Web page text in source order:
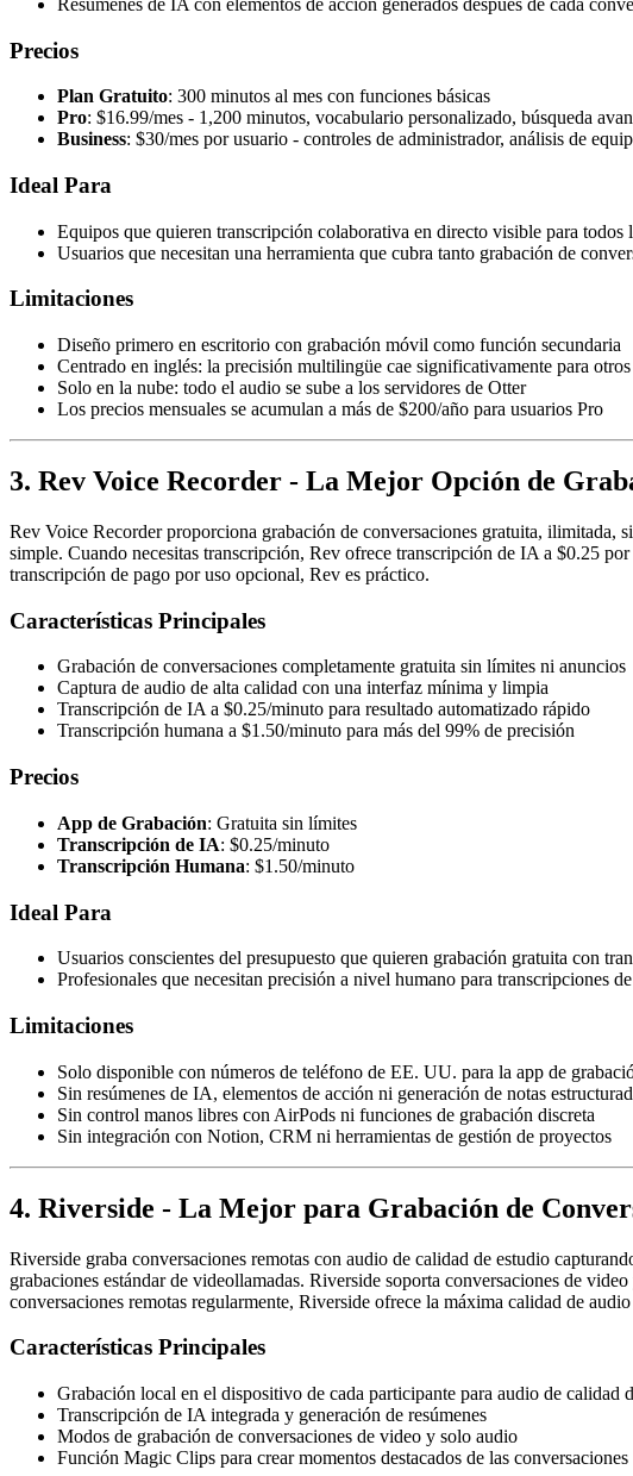
Precios
Plan Gratuito: 300 minutos al mes con funciones básicas
Pro: $16.99/mes - 1,200 minutos, vocabulario personalizado, búsqueda
Business: $30/mes por usuario - controles de administrador, análisis de
Ideal Para
Equipos que quieren transcripción colaborativa en directo visible para todos
Usuarios que necesitan una herramienta que cubra tanto grabación de
Limitaciones
Diseño primero en escritorio con grabación móvil como función secundaria
Centrado en inglés: la precisión multilingüe cae significativamente para
Solo en la nube: todo el audio se sube a los servidores de Otter
Los precios mensuales se acumulan a más de $200/año para usuarios Pro
3. Rev Voice Recorder - La Mejor Opción de
Rev Voice Recorder proporciona grabación de conversaciones gratuita,
simple. Cuando necesitas transcripción, Rev ofrece transcripción de IA a $0.25
transcripción de pago por uso opcional, Rev es práctico.
Características Principales
Grabación de conversaciones completamente gratuita sin límites ni anuncios
Captura de audio de alta calidad con una interfaz mínima y limpia
Transcripción de IA a $0.25/minuto para resultado automatizado rápido
Transcripción humana a $1.50/minuto para más del 99% de precisión
Precios
App de Grabación: Gratuita sin límites
Transcripción de IA: $0.25/minuto
Transcripción Humana: $1.50/minuto
Ideal Para
Usuarios conscientes del presupuesto que quieren grabación gratuita con
Profesionales que necesitan precisión a nivel humano para transcripciones
Limitaciones
Solo disponible con números de teléfono de EE. UU. para la app de
Sin resúmenes de IA, elementos de acción ni generación de notas
Sin control manos libres con AirPods ni funciones de grabación discreta
Sin integración con Notion, CRM ni herramientas de gestión de proyectos
4. Riverside - La Mejor para Grabación de
Riverside graba conversaciones remotas con audio de calidad de estudio
grabaciones estándar de videollamadas. Riverside soporta conversaciones de
conversaciones remotas regularmente, Riverside ofrece la máxima calidad de
Características Principales
Grabación local en el dispositivo de cada participante para audio de calidad
Transcripción de IA integrada y generación de resúmenes
Modos de grabación de conversaciones de video y solo audio
Función Magic Clips para crear momentos destacados de las conversaciones